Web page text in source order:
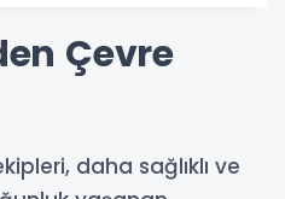
Çevre
daha sağlıklı ve